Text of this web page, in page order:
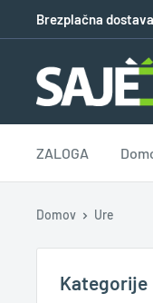
Brezplačna
ZALOGA
Domov Ure
Kategorije